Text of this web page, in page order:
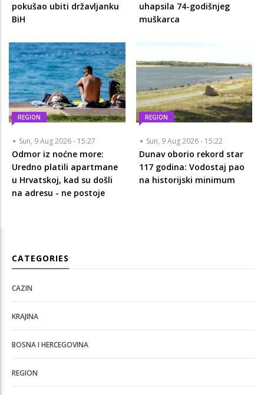
pokušao ubiti državljanku
BiH
uhapsila 74-godišnjeg
muškarca
REGION
Sun, 9 Aug 2026 - 15:27
Odmor iz noćne more:
Uredno platili apartmane
u Hrvatskoj, kad su došli
na adresu - ne postoje
REGION
Sun, 9 Aug 2026 - 15:22
Dunav oborio rekord star
117 godina: Vodostaj pao
na historijski minimum
CATEGORIES
CAZIN
KRAJINA
BOSNA I HERCEGOVINA
REGION